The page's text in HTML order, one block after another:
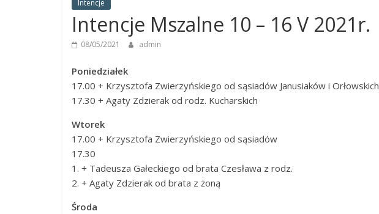
Strzałkowie
Intencje
Intencje Mszalne 10 – 16 V 2021r.
08/05/2021 admin
Poniedziałek
17.00 + Krzysztofa Zwierzyńskiego od sąsiadów Janusiaków i Orłowskich
17.30 + Agaty Zdzierak od rodz. Kucharskich
Wtorek
17.00 + Krzysztofa Zwierzyńskiego od sąsiadów
17.30
1. + Tadeusza Gałeckiego od brata Czesława z rodz.
2. + Agaty Zdzierak od brata z żoną
Środa